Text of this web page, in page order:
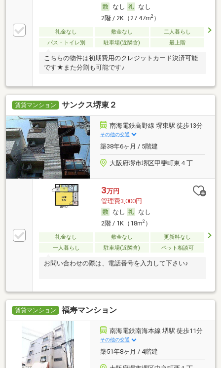
なし
なし
2階 / 2K（27.47m2）
礼金なし 敷金なし
二人暮らし
バス・トイレ別
駐車場(近隣含) 最上階
こちらの物件は初期費用のクレジットカード決済可能
です★また分割も可能です♪
賃貸マンション サンクス堺東２
南海電鉄高野線 堺東駅 徒歩13分
その他の交通
築38年6ヶ月 / 5階建
大阪府堺市堺区甲斐町東４丁
3万円
管理費3,000円
なし
なし
2階 / 1K（18m2）
礼金なし 敷金なし
更新料なし
一人暮らし
駐車場(近隣含) ペット相談可
お問い合わせの際は、電話番号を入力して下さい♪
賃貸マンション 福寿マンション
南海電鉄南海本線 堺駅 徒歩11分
その他の交通
築51年8ヶ月 / 4階建